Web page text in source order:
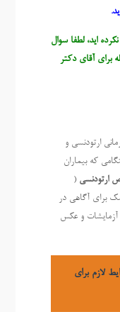
اید، لطفا سوال
برای آقای دکتر
ارتودنسی و
که بیماران
ارتودنسی (
برای آگاهی در
آزمایشات و عکس
لازم برای